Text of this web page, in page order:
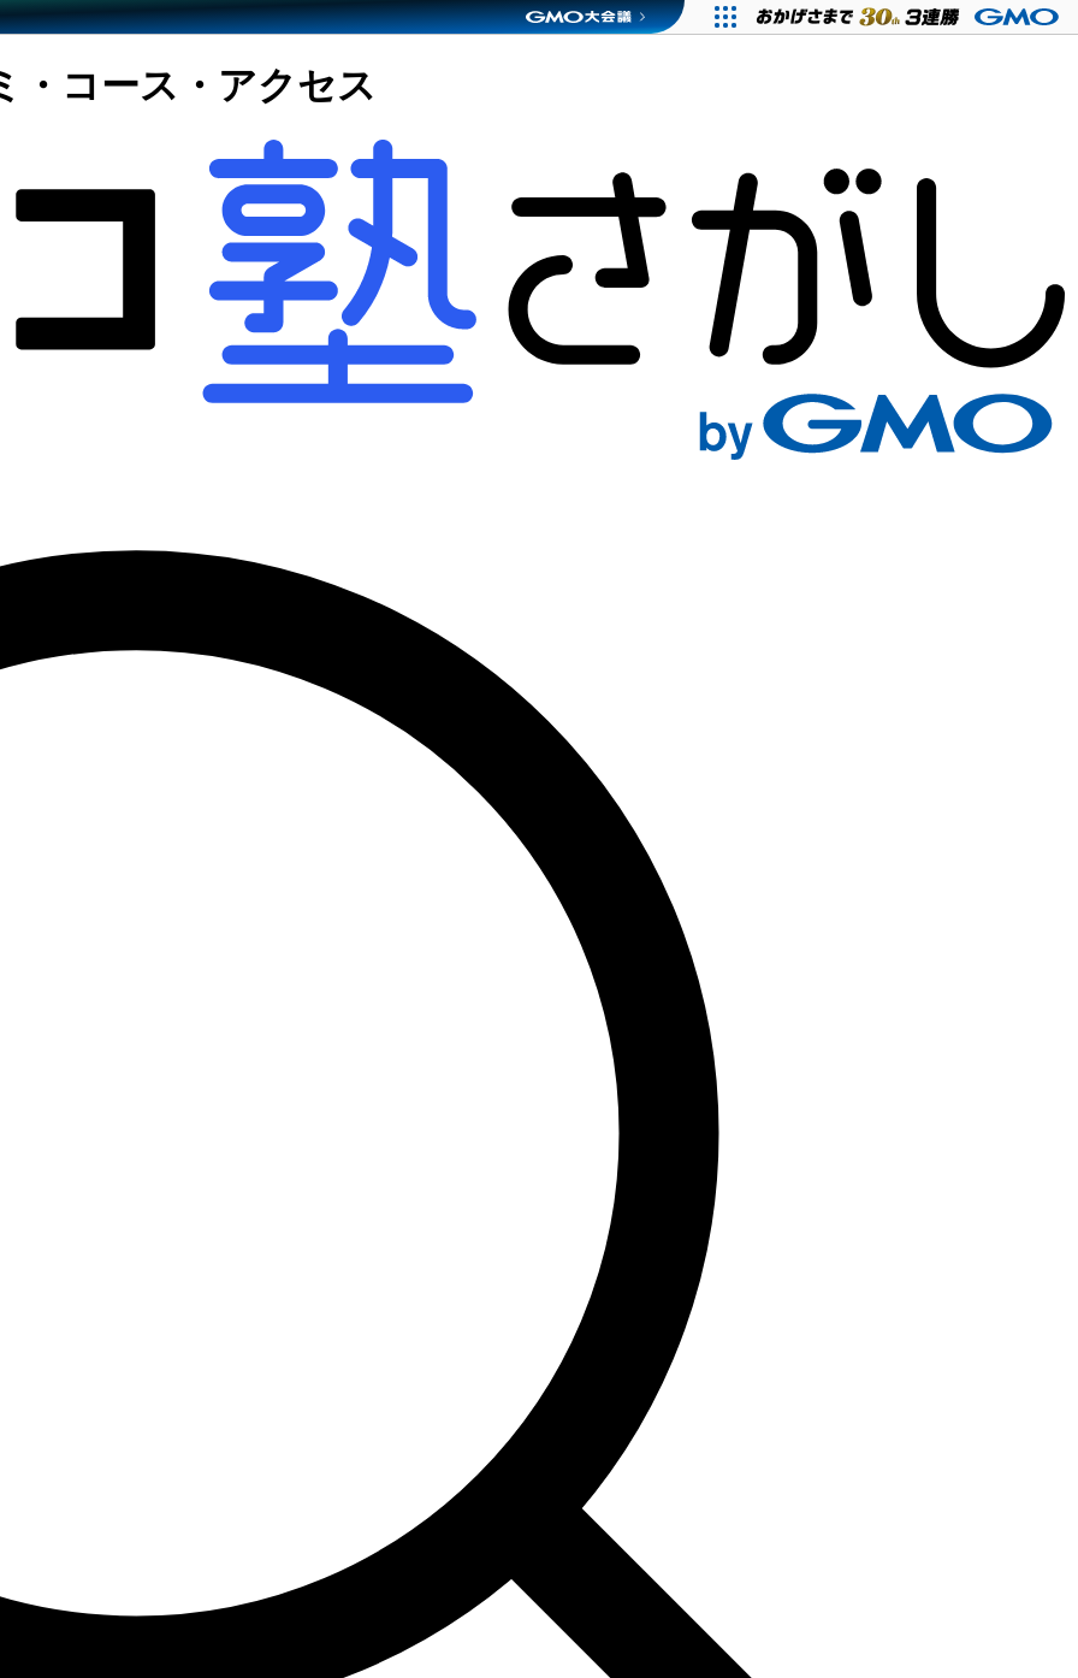
・コース・アクセス